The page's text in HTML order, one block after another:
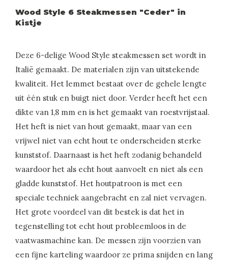
Wood Style 6 Steakmessen "Ceder" in
Kistje
Deze 6-delige Wood Style steakmessen set wordt in
Italië gemaakt. De materialen zijn van uitstekende
kwaliteit. Het lemmet bestaat over de gehele lengte
uit één stuk en buigt niet door. Verder heeft het een
dikte van 1,8 mm en is het gemaakt van roestvrijstaal.
Het heft is niet van hout gemaakt, maar van een
vrijwel niet van echt hout te onderscheiden sterke
kunststof. Daarnaast is het heft zodanig behandeld
waardoor het als echt hout aanvoelt en niet als een
gladde kunststof. Het houtpatroon is met een
speciale techniek aangebracht en zal niet vervagen.
Het grote voordeel van dit bestek is dat het in
tegenstelling tot echt hout probleemloos in de
vaatwasmachine kan. De messen zijn voorzien van
een fijne karteling waardoor ze prima snijden en lang